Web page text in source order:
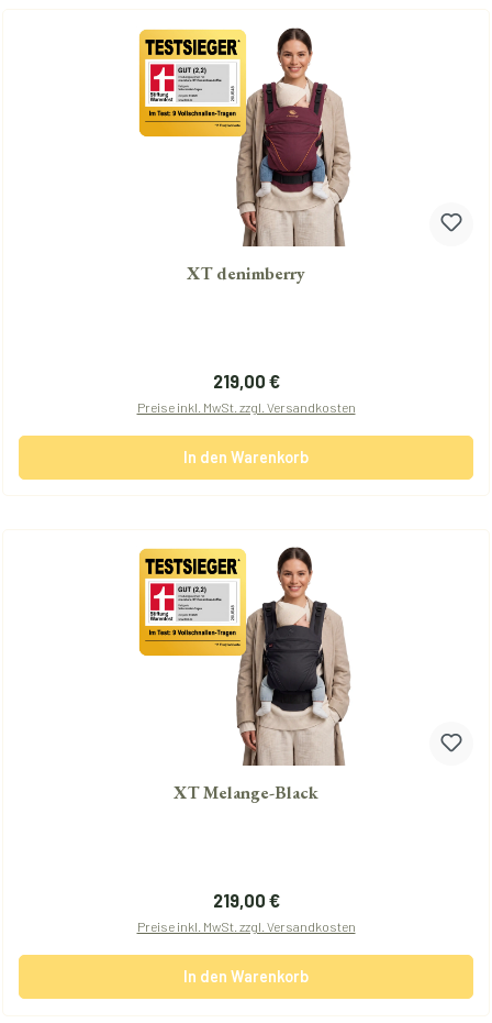
XT denimberry
Regulärer Preis:
219,00 €
Preise inkl. MwSt. zzgl. Versandkosten
In den Warenkorb
XT Melange-Black
Regulärer Preis:
219,00 €
Preise inkl. MwSt. zzgl. Versandkosten
In den Warenkorb